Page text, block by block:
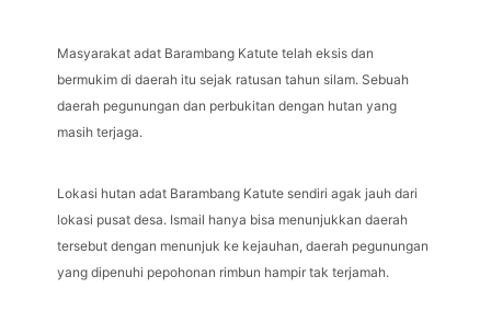
Masyarakat adat Barambang Katute telah eksis dan
bermukim di daerah itu sejak ratusan tahun silam. Sebuah
daerah pegunungan dan perbukitan dengan hutan yang
masih terjaga.
Lokasi hutan adat Barambang Katute sendiri agak jauh dari
lokasi pusat desa. Ismail hanya bisa menunjukkan daerah
tersebut dengan menunjuk ke kejauhan, daerah pegunungan
yang dipenuhi pepohonan rimbun hampir tak terjamah.